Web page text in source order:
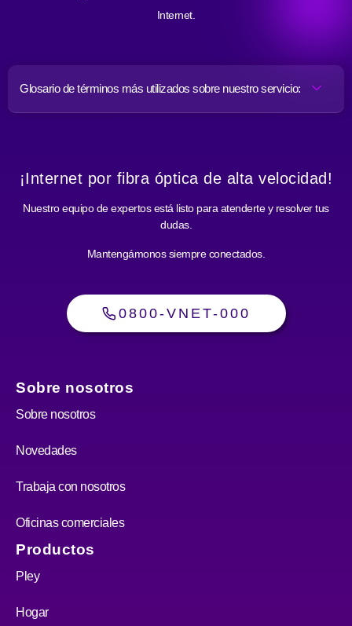
Internet.
Glosario de términos más utilizados sobre nuestro servicio:
¡Internet por fibra óptica de alta velocidad!
Nuestro equipo de expertos está listo para atenderte y resolver tus
dudas.
Mantengámonos siempre conectados.
0800-VNET-000
Sobre nosotros
Sobre nosotros
Novedades
Trabaja con nosotros
Oficinas comerciales
Productos
Pley
Hogar